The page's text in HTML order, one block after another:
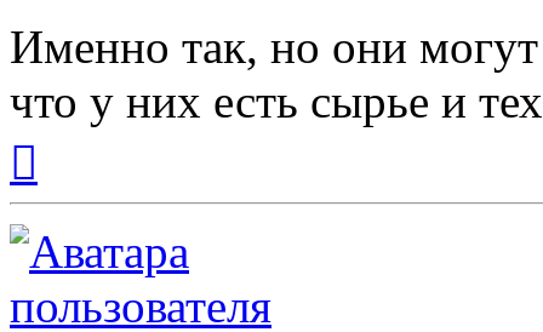
Именно так, но они
что у них есть сырье и
началу